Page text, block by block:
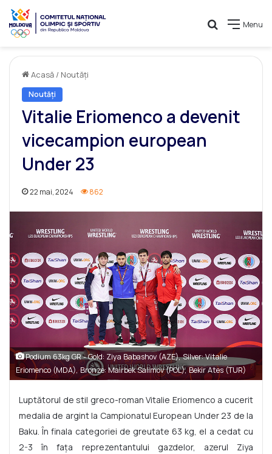
Menu
Caută
Acasă / Noutăți
Noutăți
Vitalie Eriomenco a devenit
vicecampion european
Under 23
22 mai, 2024 862
Podium 63kg GR - Gold: Ziya Babashov (AZE), Silver: Vitalie
Eriomenco (MDA), Bronze: Mairbek Salimov (POL), Bekir Ates (TUR)
Luptătorul de stil greco-roman Vitalie Eriomenco a cucerit
medalia de argint la Campionatul European Under 23 de la
Baku. În finala categoriei de greutate 63 kg, el a cedat cu
2-3 în fața reprezentantului gazdelor, azerul Ziya